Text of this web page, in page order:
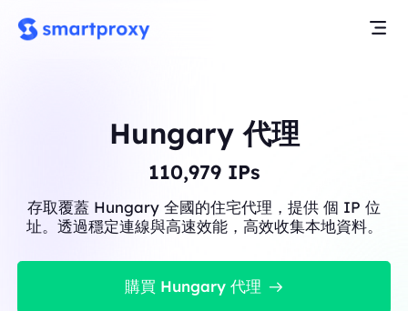
Hungary 代理
110,979IPs
存取覆蓋 Hungary 全國的住宅代理，提供 個 IP 位
址。透過穩定連線與高速效能，高效收集本地資料。
購買 Hungary 代理